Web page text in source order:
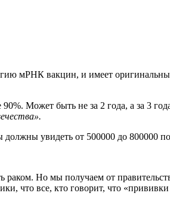
мРНК вакцин, и имеет
Может быть не за 2 года, а за 3
увидеть от 500000 до 800000
Но мы получаем от
что все, кто говорит, что